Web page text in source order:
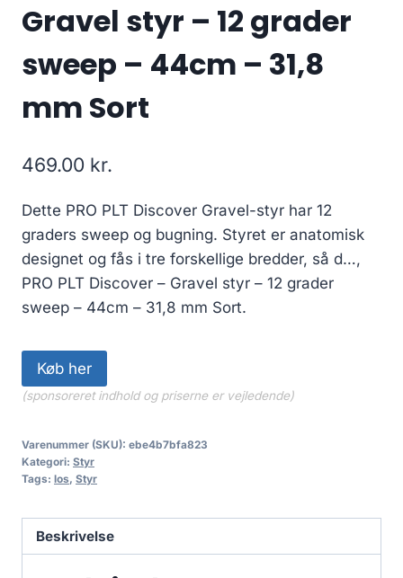
Gravel styr – 12 grader
sweep – 44cm – 31,8
mm Sort
469.00 kr.
Dette PRO PLT Discover Gravel-styr har 12
graders sweep og bugning. Styret er anatomisk
designet og fås i tre forskellige bredder, så d…,
PRO PLT Discover – Gravel styr – 12 grader
sweep – 44cm – 31,8 mm Sort.
Køb her
(sponsoreret indhold og priserne er vejledende)
Varenummer (SKU): ebe4b7bfa823
Kategori: Styr
Tags: los, Styr
Beskrivelse